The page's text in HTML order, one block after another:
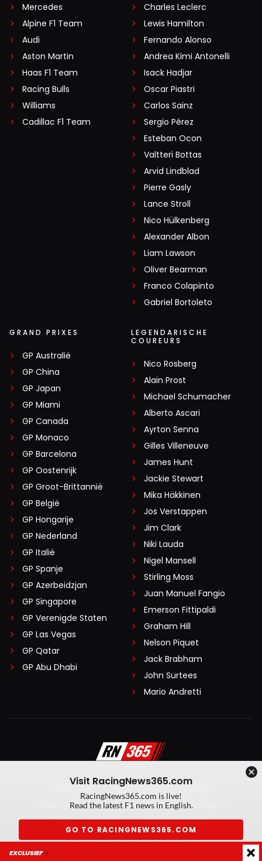
Mercedes
Alpine F1 Team
Audi
Aston Martin
Haas F1 Team
Racing Bulls
Williams
Cadillac F1 Team
Charles Leclerc
Lewis Hamilton
Fernando Alonso
Andrea Kimi Antonelli
Isack Hadjar
Oscar Piastri
Carlos Sainz
Sergio Pérez
Esteban Ocon
Valtteri Bottas
Arvid Lindblad
Pierre Gasly
Lance Stroll
Nico Hülkenberg
Alexander Albon
Liam Lawson
Oliver Bearman
Franco Colapinto
Gabriel Bortoleto
GRAND PRIXES
GP Australië
GP China
GP Japan
GP Miami
GP Canada
GP Monaco
GP Barcelona
GP Oostenrijk
GP Groot-Brittannië
GP België
GP Hongarije
GP Nederland
GP Italië
GP Spanje
GP Azerbeidzjan
GP Singapore
GP Verenigde Staten
GP Las Vegas
GP Qatar
GP Abu Dhabi
LEGENDARISCHE
COUREURS
Nico Rosberg
Alain Prost
Michael Schumacher
Alberto Ascari
Ayrton Senna
Gilles Villeneuve
James Hunt
Jackie Stewart
Mika Häkkinen
Jos Verstappen
Jim Clark
Niki Lauda
Nigel Mansell
Stirling Moss
Juan Manuel Fangio
Emerson Fittipaldi
Graham Hill
Nelson Piquet
Jack Brabham
John Surtees
Mario Andretti
Algemene voorwaarden
Privacy Policy
Created by On Your Marks
Privacy manager
Kansspeluitingen
Visit RacingNews365.com
RacingNews365.com is live!
Read the latest F1 news in English.
GO TO RACINGNEWS365.COM
EXCLUSIEF